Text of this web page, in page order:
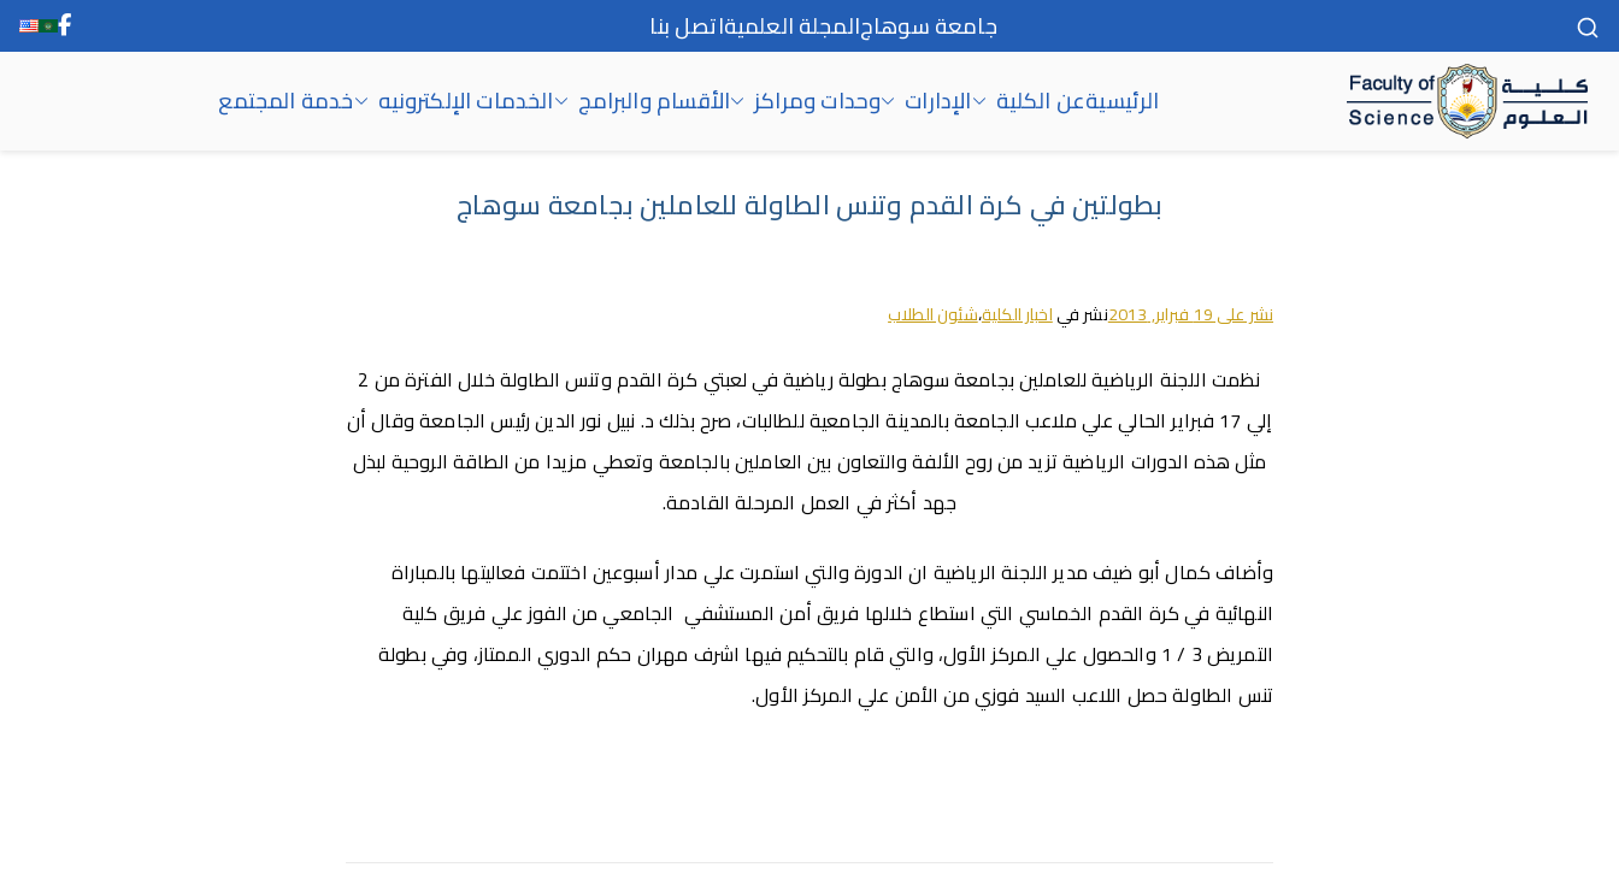
جامعة سوهاجالمجلة العلميةاتصل بنا
الرئيسيةعن الكلية الإدارات وحدات ومراكز الأقسام والبرامج الخدمات الإلكترونيه خدمة المجتمع
بطولتين في كرة القدم وتنس الطاولة للعاملين بجامعة سوهاج
نشر على19 فبراير, 2013 نشر فياخبار الكلية،شئون الطلاب
نظمت اللجنة الرياضية للعاملين بجامعة سوهاج بطولة رياضية في لعبتي كرة القدم وتنس الطاولة خلال الفترة من 2
إلي 17 فبراير الحالي علي ملاعب الجامعة بالمدينة الجامعية للطالبات، صرح بذلك د. نبيل نور الدين رئيس الجامعة وقال أن
مثل هذه الدورات الرياضية تزيد من روح الألفة والتعاون بين العاملين بالجامعة وتعطي مزيدا من الطاقة الروحية لبذل
جهد أكثر في العمل المرحلة القادمة.
وأضاف كمال أبو ضيف مدير اللجنة الرياضية ان الدورة والتي استمرت علي مدار أسبوعين اختتمت فعاليتها بالمباراة
النهائية في كرة القدم الخماسي التي استطاع خلالها فريق أمن المستشفي الجامعي من الفوز علي فريق كلية
التمريض 3 / 1 والحصول علي المركز الأول، والتي قام بالتحكيم فيها اشرف مهران حكم الدوري الممتاز، وفي بطولة
تنس الطاولة حصل اللاعب السيد فوزي من الأمن علي المركز الأول.